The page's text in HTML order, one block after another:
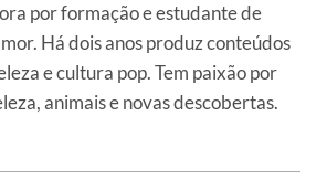
por formação e estudante de
Há dois anos produz conteúdos
e cultura pop. Tem paixão por
animais e novas descobertas.